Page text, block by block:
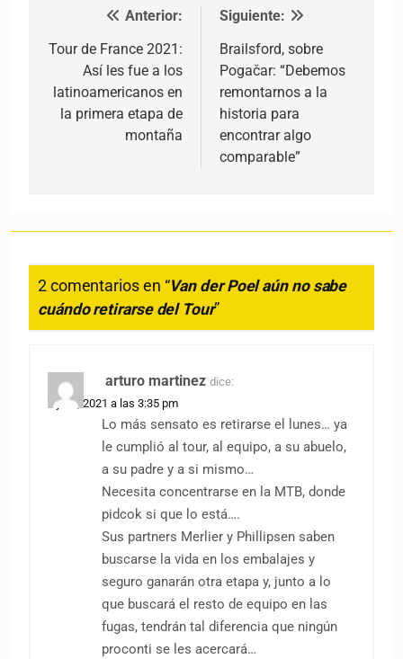
Navegación de entradas
Anterior:
Tour de France 2021:
Así les fue a los
latinoamericanos en
la primera etapa de
montaña
Siguiente:
Brailsford, sobre
Pogačar: “Debemos
remontarnos a la
historia para
encontrar algo
comparable”
2 comentarios en “Van der Poel aún no sabe
cuándo retirarse del Tour”
arturo martinez dice:
3 julio, 2021 a las 3:35 pm
Lo más sensato es retirarse el lunes… ya
le cumplió al tour, al equipo, a su abuelo,
a su padre y a si mismo…
Necesita concentrarse en la MTB, donde
pidcok si que lo está….
Sus partners Merlier y Phillipsen saben
buscarse la vida en los embalajes y
seguro ganarán otra etapa y, junto a lo
que buscará el resto de equipo en las
fugas, tendrán tal diferencia que ningún
proconti se les acercará…